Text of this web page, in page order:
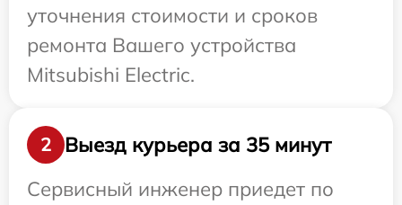
уточнения стоимости и сроков
ремонта Вашего устройства
Mitsubishi Electric.
2
Выезд курьера за 35 минут
Сервисный инженер приедет по